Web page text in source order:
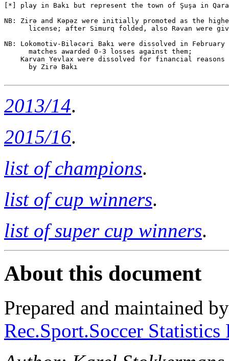
[*] play in Bakı but represent the town of Şuşa in
NB: Zirə and Kəpəz were initially promoted as the
license; after Simurq folded, also Rəvan were
NB: Lokomotiv-Biləcəri Bakı were dissolved in
      matches awarded 0-3 losses against them;
Karvan Yevlax were dissolved for financial
      by Zirə Bakı
2013/14.
2015/16.
list of champions.
list of cup winners.
list of super cup winners.
About this document
Prepared and maintained
Rec.Sport.Soccer